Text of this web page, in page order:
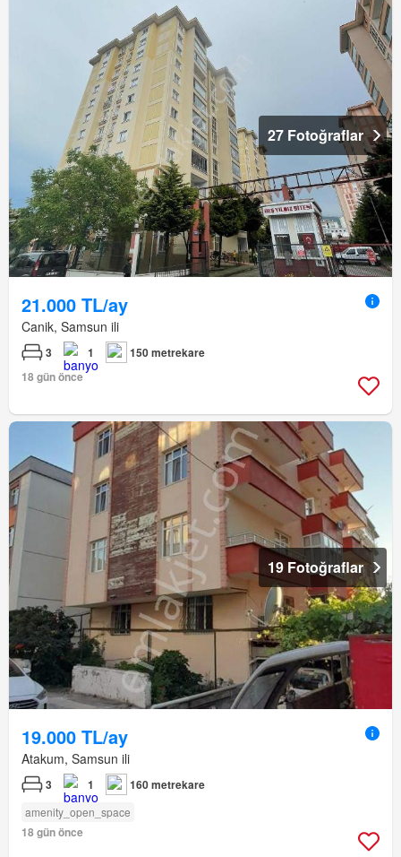
27 Fotoğraflar
21.000 TL/ay
Canik, Samsun ili
3 1
150 metrekare
18 gün önce
19 Fotoğraflar
19.000 TL/ay
Atakum, Samsun ili
3 1 160 metrekare
amenity_open_space
18 gün önce